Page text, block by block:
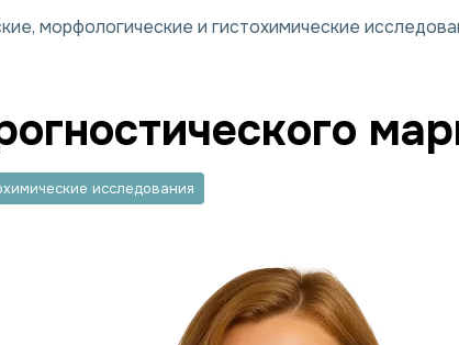
морфологические и гистохимические
исследования